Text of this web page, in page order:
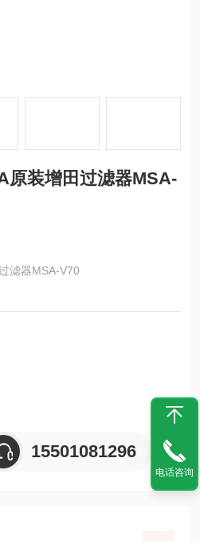
原装增田过滤器MSA-
滤器MSA-V70
020P过滤器
15501081296
电话咨询